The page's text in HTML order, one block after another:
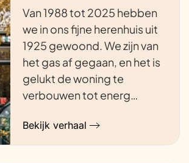
Van 1988 tot 2025 hebben
we in ons fijne herenhuis uit
1925 gewoond. We zijn van
het gas af gegaan, en het is
gelukt de woning te
verbouwen tot energ…
Bekijk verhaal